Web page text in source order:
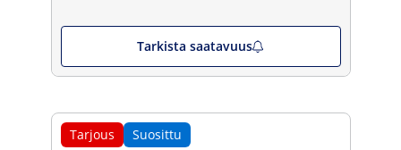
Tarkista saatavuus
Tarjous Suosittu